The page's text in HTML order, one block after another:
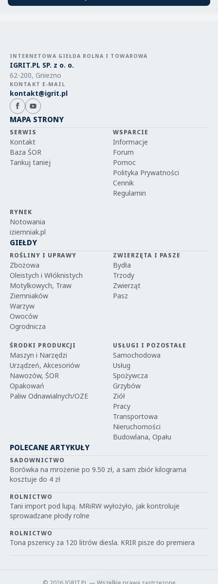
INTERNETOWA GIEŁDA ROLNA I TOWAROWA
IGRIT.PL SP. z o. o.
62-200, Gniezno
KONTAKT E-MAIL
kontakt@igrit.pl
MAPA STRONY
SERWIS
Kontakt
Baza ŚOR
Tankuj taniej
WSPARCIE
Informacje
Forum
Pomoc
Polityka Prywatności
Cennik
Regulamin
RYNEK
Notowania
iziemniak.pl
GIEŁDY
ROŚLINY I UPRAWY
Zbożowa
Oleistych i Włóknistych
Motylkowych, Traw
Ziemniaków
Warzyw
Owoców
Ogrodnicza
ZWIERZĘTA I PASZE
Bydła
Trzody
Zwierząt
Pasz
ŚRODKI PRODUKCJI
Maszyn i Narzędzi
Urządzeń, Akcesoriów
Nawozów, ŚOR
Opakowań
Paliw Odnawialnych/OZE
USŁUGI I POZOSTAŁE
Samochodowa
Usług
Spożywcza
Grzybów
Ziół
Pracy
Transportowa
Nieruchomości
Budowlana, Opału
POLECANE ARTYKUŁY
SADOWNICTWO
Borówka na mrożenie po 9.50 zł, a sam zbiór kilograma
kosztuje do 4 zł
ROLNICTWO
Tani import pod lupą. MRiRW wyłożyło, jak kontroluje
sprowadzane płody rolne
ROLNICTWO
Tona pszenicy za 120 litrów diesla. KRIR pisze do premiera